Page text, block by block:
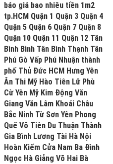
báo giá bao nhiêu tiền 1m2
tp.HCM Quận 1 Quận 3 Quận 4
Quận 5 Quận 6 Quận 7 Quận 8
Quận 10 Quận 11 Quận 12 Tân
Bình Bình Tân Bình Thạnh Tân
Phú Gò Vấp Phú Nhuận thành
phố Thủ Đức HCM Hưng Yên
Ân Thi Mỹ Hào Tiên Lữ Phù
Cừ Yên Mỹ Kim Động Văn
Giang Văn Lâm Khoái Châu
Bắc Ninh Từ Sơn Yên Phong
Quế Võ Tiên Du Thuận Thành
Gia Bình Lương Tài Hà Nội
Hoàn Kiếm Cửa Nam Ba Đình
Ngọc Hà Giảng Võ Hai Bà